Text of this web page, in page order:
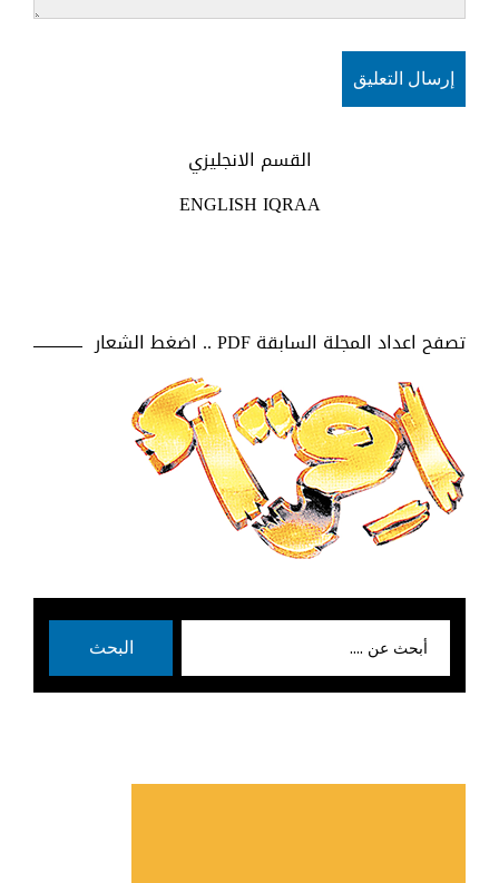
القسم الانجليزي
ENGLISH IQRAA
تصفح اعداد المجلة السابقة PDF .. اضغط الشعار
البحث